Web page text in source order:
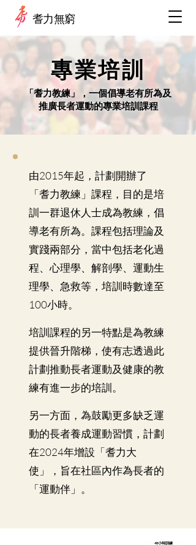
​耆力無窮
專業培訓
「耆力教練」，一個倡導老有所為及
推廣長者運動的專業培訓課程
由2015年起，計劃開辦了
「耆力教練」課程，目的是培
訓一群退休人士成為教練，倡
導老有所為。課程包括理論及
實踐兩部分，當中包括老化過
程、心理學、解剖學、運動生
理學、急救等，培訓時數達至
100小時。
培訓課程的另一特點是為教練
提供晉升階梯，使有志透過此
計劃推動長者運動及健康的教
練有進一步的培訓。
另一方面，為鼓勵更多缺乏運
動的長者養成運動習慣，計劃
在2024年增設「耆力大
使」，旨在社區內作為長者的
「運動伴」。
48小時訓練